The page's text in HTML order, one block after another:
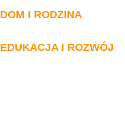
DOM I RODZINA
EDUKACJA I ROZWÓJ